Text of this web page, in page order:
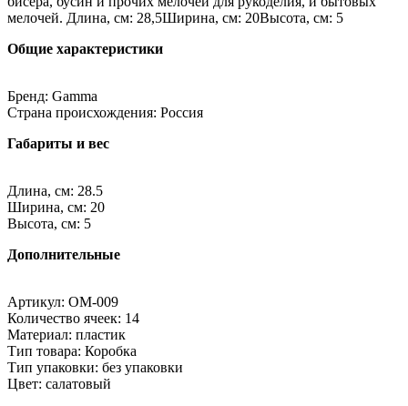
мелочей. Длина, см: 28,5Ширина, см: 20Высота, см: 5
Общие характеристики
Бренд: Gamma
Страна происхождения: Россия
Габариты и вес
Длина, см: 28.5
Ширина, см: 20
Высота, см: 5
Дополнительные
Артикул: OM-009
Количество ячеек: 14
Материал: пластик
Тип товара: Коробка
Тип упаковки: без упаковки
Цвет: салатовый